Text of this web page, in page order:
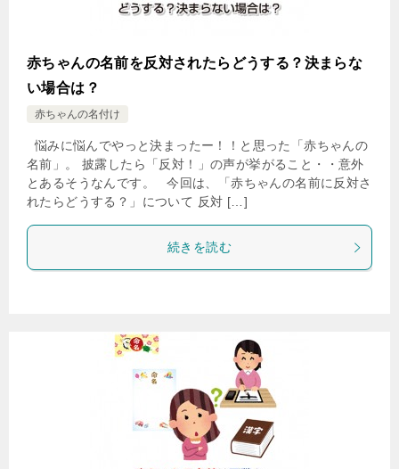
赤ちゃんの名前を反対されたらどうする？決まらな
い場合は？
赤ちゃんの名付け
悩みに悩んでやっと決まったー！！と思った「赤ちゃんの
名前」。 披露したら「反対！」の声が挙がること・・意外
とあるそうなんです。 今回は、「赤ちゃんの名前に反対さ
れたらどうする？」について 反対 […]
続きを読む